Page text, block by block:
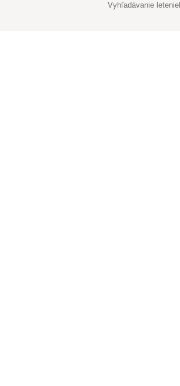
Vyhľadávanie